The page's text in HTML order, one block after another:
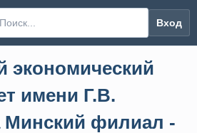
Вход
экономический
имени Г.В.
Минский филиал -